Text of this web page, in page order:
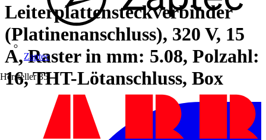
Zaptec
Hersteller 35
Leiterplattensteckverbinder
(Platinenanschluss), 320 V, 15
A, Raster in mm: 5.08, Polzahl:
16, THT-Lötanschluss, Box